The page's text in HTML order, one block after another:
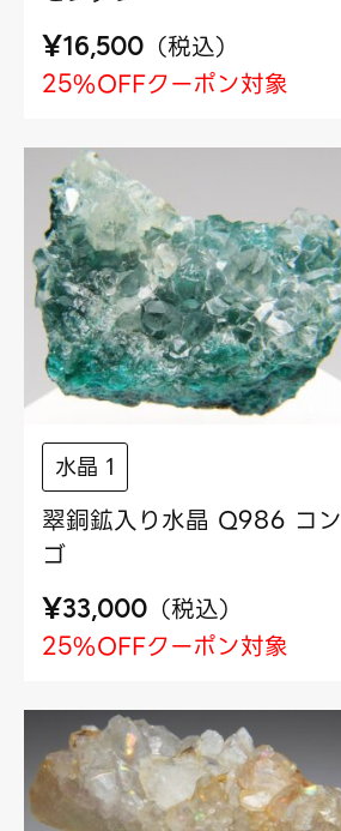
¥16,500 （税込）
25%OFFクーポン対象
水晶 1
翠銅鉱入り水晶 Q986 コン
ゴ
¥33,000 （税込）
25%OFFクーポン対象